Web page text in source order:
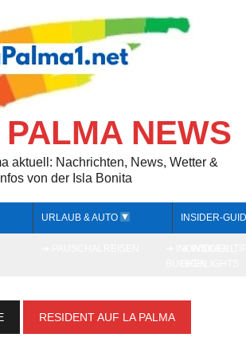
NEWS
aktuell: Nachrichten, News, Wetter &
von der Isla Bonita
URLAUB & AUTO INSIDER-
RESIDENT AUF LA PALMA